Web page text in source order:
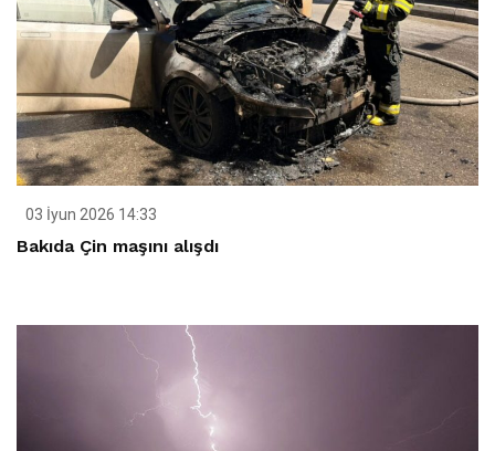
03 İyun 2026 14:33
Bakıda Çin maşını alışdı